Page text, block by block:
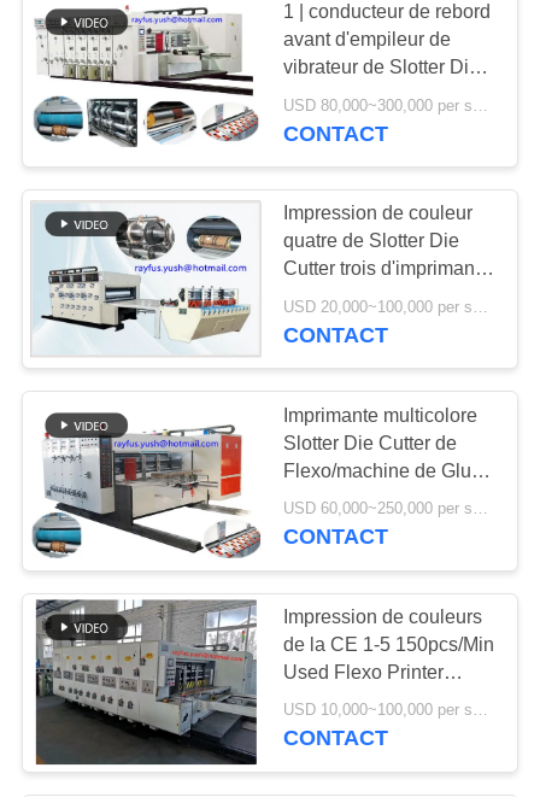
NOUVELLES
DEMANDEZ
UNE
CITATION
PLAN
DU
PRIVACY
POLICY
1 | conducteur de rebord
avant d'empileur de
vibrateur de Slotter Die
Cutter d'imprimante de
Flexo d'impression de 5
CONTACT
Impression de couleur
quatre de Slotter Die
Cutter trois d'imprimante
de Flexo de rendement
élevé
USD 20,000~100,000 per set MOQ:1 ensemble
CONTACT
Imprimante multicolore
Slotter Die Cutter de
Flexo/machine de Gluer
dossier de Flexo
USD 60,000~250,000 per set MOQ:1 ensemble
CONTACT
Impression de couleurs
de la CE 1-5 150pcs/Min
Used Flexo Printer
Slotter
USD 10,000~100,000 per set MOQ:1 ensemble
CONTACT